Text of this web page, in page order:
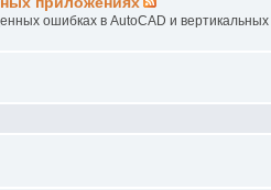
ошибках в AutoCAD и